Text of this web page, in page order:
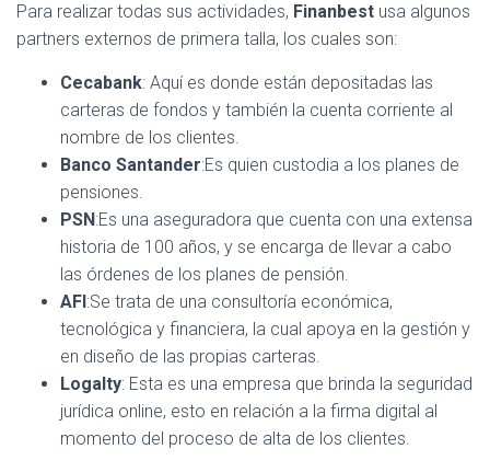
Para realizar todas sus actividades, Finanbest usa algunos
partners externos de primera talla, los cuales son:
Cecabank: Aquí es donde están depositadas las
carteras de fondos y también la cuenta corriente al
nombre de los clientes.
Banco Santander:Es quien custodia a los planes de
pensiones.
PSN:Es una aseguradora que cuenta con una extensa
historia de 100 años, y se encarga de llevar a cabo
las órdenes de los planes de pensión.
AFI:Se trata de una consultoría económica,
tecnológica y financiera, la cual apoya en la gestión y
en diseño de las propias carteras.
Logalty: Esta es una empresa que brinda la seguridad
jurídica online, esto en relación a la firma digital al
momento del proceso de alta de los clientes.